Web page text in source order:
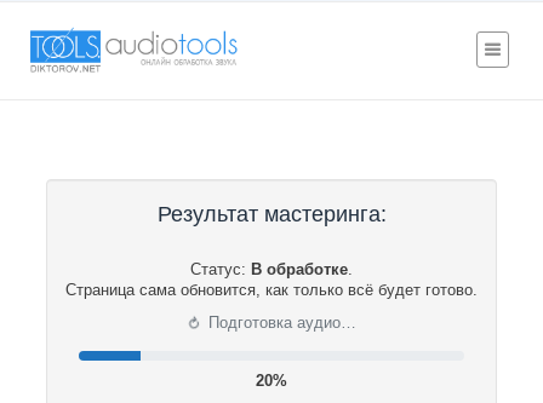
Результат мастеринга:
Статус: В обработке.
Страница сама обновится, как только всё будет готово.
⟳ Подготовка аудио…
20%